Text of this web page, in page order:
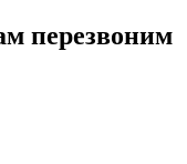
перезвоним